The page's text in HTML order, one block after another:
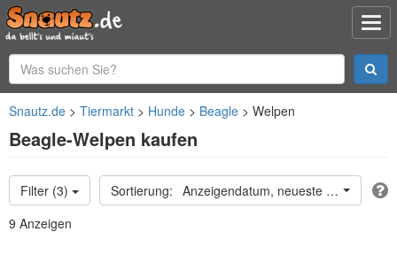
Snautz.de Tiermarkt Hunde Beagle Welpen
Beagle-Welpen kaufen
Filter (3)
Anzeigendatum, neueste oben
9 Anzeigen